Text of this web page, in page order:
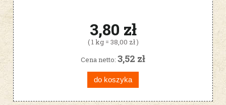
3,80 zł
( 1 kg = 38,00 zł )
Cena netto: 3,52 zł
do koszyka